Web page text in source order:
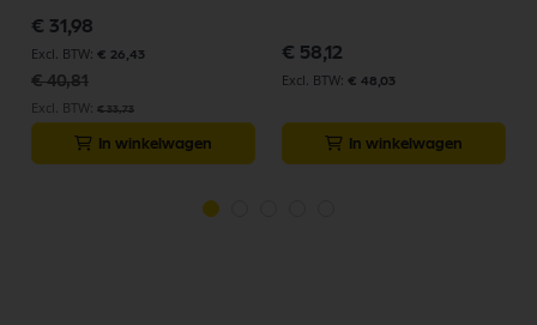
Speciale
prijs
€ 31,98
€ 26,43
€ 40,81
€ 33,73
In winkelwagen
€ 58,12
€ 48,03
In winkelwagen